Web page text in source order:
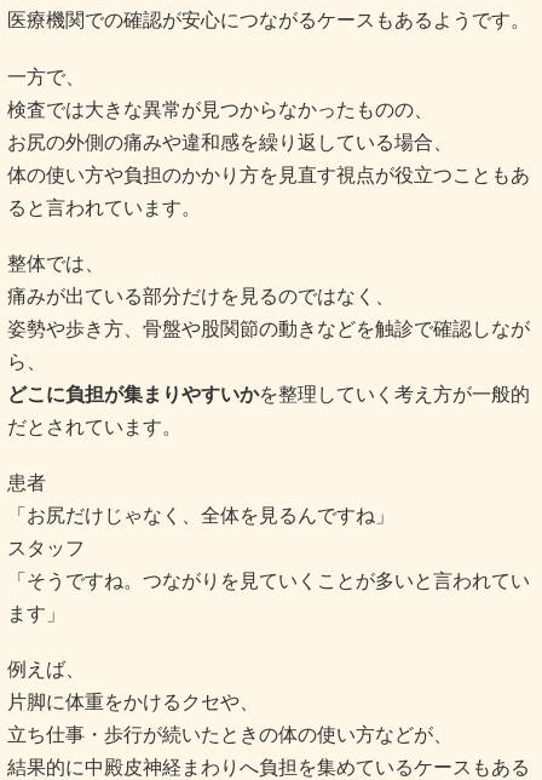
医療機関での確認が安心につながるケースもあるようです。
一方で、
検査では大きな異常が見つからなかったものの、
お尻の外側の痛みや違和感を繰り返している場合、
体の使い方や負担のかかり方を見直す視点が役立つこともあ
ると言われています。
整体では、
痛みが出ている部分だけを見るのではなく、
姿勢や歩き方、骨盤や股関節の動きなどを触診で確認しなが
ら、
どこに負担が集まりやすいかを整理していく考え方が一般的
だとされています。
患者
「お尻だけじゃなく、全体を見るんですね」
スタッフ
「そうですね。つながりを見ていくことが多いと言われてい
ます」
例えば、
片脚に体重をかけるクセや、
立ち仕事・歩行が続いたときの体の使い方などが、
結果的に中殿皮神経まわりへ負担を集めているケースもある